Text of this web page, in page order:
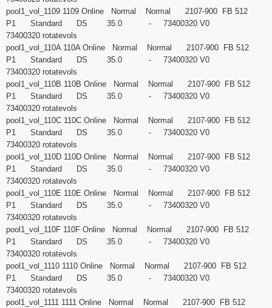
pool1_vol_1109 1109 Online Normal Normal 2107-900 FB 512
P1 Standard DS 35.0 - 73400320 V0
73400320 rotatevols
pool1_vol_110A 110A Online Normal Normal 2107-900 FB 512
P1 Standard DS 35.0 - 73400320 V0
73400320 rotatevols
pool1_vol_110B 110B Online Normal Normal 2107-900 FB 512
P1 Standard DS 35.0 - 73400320 V0
73400320 rotatevols
pool1_vol_110C 110C Online Normal Normal 2107-900 FB 512
P1 Standard DS 35.0 - 73400320 V0
73400320 rotatevols
pool1_vol_110D 110D Online Normal Normal 2107-900 FB 512
P1 Standard DS 35.0 - 73400320 V0
73400320 rotatevols
pool1_vol_110E 110E Online Normal Normal 2107-900 FB 512
P1 Standard DS 35.0 - 73400320 V0
73400320 rotatevols
pool1_vol_110F 110F Online Normal Normal 2107-900 FB 512
P1 Standard DS 35.0 - 73400320 V0
73400320 rotatevols
pool1_vol_1110 1110 Online Normal Normal 2107-900 FB 512
P1 Standard DS 35.0 - 73400320 V0
73400320 rotatevols
pool1_vol_1111 1111 Online Normal Normal 2107-900 FB 512